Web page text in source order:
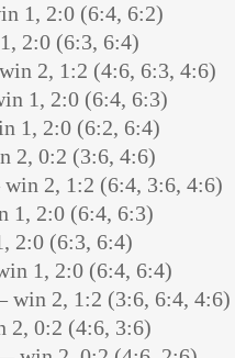
1, 2:0 (6:4, 6:2)
2:0 (6:3, 6:4)
2, 1:2 (4:6, 6:3, 4:6)
1, 2:0 (6:4, 6:3)
1, 2:0 (6:2, 6:4)
2, 0:2 (3:6, 4:6)
2, 1:2 (6:4, 3:6, 4:6)
1, 2:0 (6:4, 6:3)
2:0 (6:3, 6:4)
1, 2:0 (6:4, 6:4)
win 2, 1:2 (3:6, 6:4, 4:6)
0:2 (4:6, 3:6)